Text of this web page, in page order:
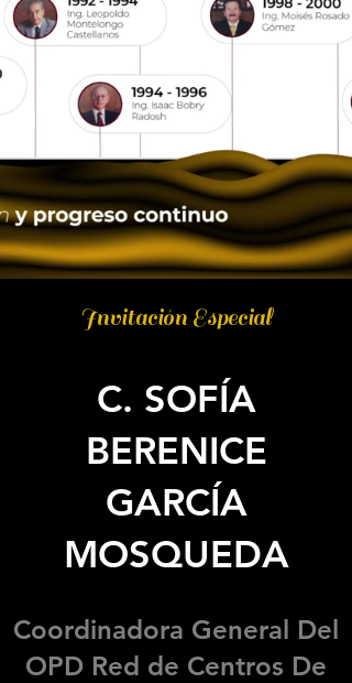
Invitación Especial
C. SOFÍA
BERENICE
GARCÍA
MOSQUEDA
Coordinadora General Del
OPD Red de Centros De